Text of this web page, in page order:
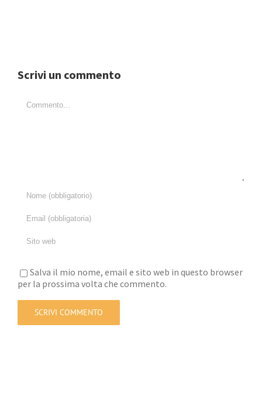
Scrivi un commento
Salva il mio nome, email e sito web in questo browser
per la prossima volta che commento.